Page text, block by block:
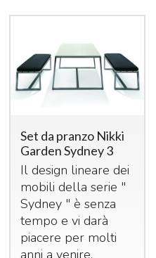
Set da pranzo Nikki
Garden Sydney 3
Il design lineare dei
mobili della serie "
Sydney " è senza
tempo e vi darà
piacere per molti